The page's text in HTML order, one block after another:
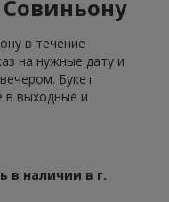
в течение
на нужные дату и
Букет
в выходные и
в наличии в г.